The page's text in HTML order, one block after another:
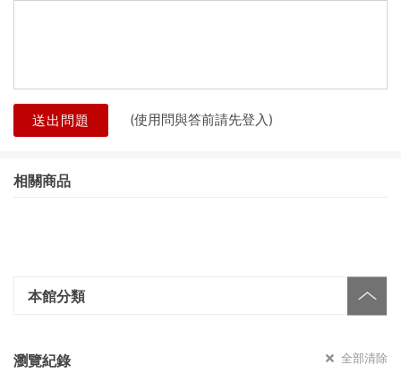
本館分類
瀏覽紀錄 全部清除
送出問題 (使用問與答前請先登入)
相關商品